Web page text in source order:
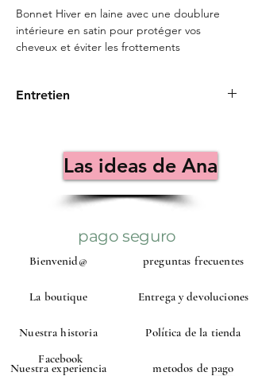
Bonnet Hiver en laine avec une doublure
intérieure en satin pour protéger vos
cheveux et éviter les frottements
Entretien
Ne pas repasserLas ideas de Ana
Bienvenid@
La boutique
Nuestra historia
Nuestra experiencia
preguntas frecuentes
Entrega y devoluciones
Política de la tienda
metodos de pago
pago seguro
Facebook